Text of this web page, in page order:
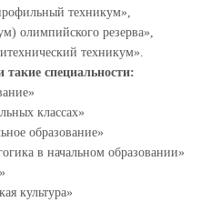
техникум»,
олимпийского резерва»,
техникум».
специальности:
классах»
образование»
в начальном образовании»
культура»